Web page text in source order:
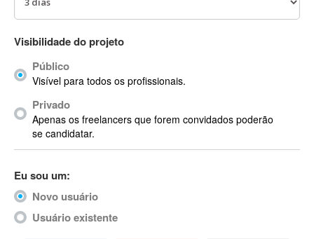
ACID Pro
ACPI
Acrobat
Acrobat X
Acronis
ACT
Actimize
ActionScript
ActionScript 3
Visibilidade do projeto
Público
Visível para todos os profissionais.
Privado
Apenas os freelancers que forem convidados poderão
se candidatar.
Eu sou um:
Novo usuário
Usuário existente